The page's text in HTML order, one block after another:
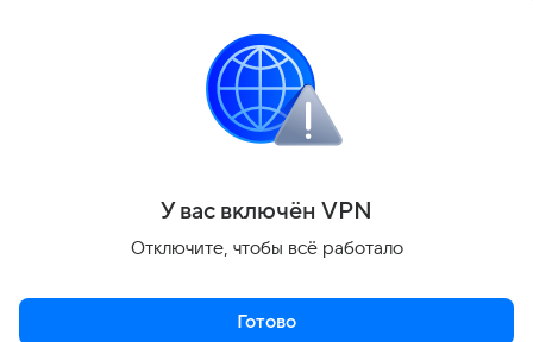
что выполнил свое обещание уважать результаты
выборов. Густаво Петро выразил надежду, что его
правительство будут помнить. Он трогательно
попрощался с гражданами 7 августа.
Поделиться
У вас включён VPN
Отключите, чтобы всё работало
Готово